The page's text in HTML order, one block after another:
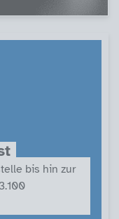
bis hin zur